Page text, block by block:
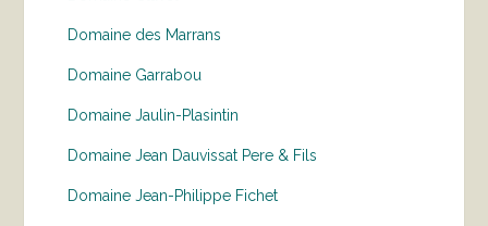
Domaine des Marrans
Domaine Garrabou
Domaine Jaulin-Plasintin
Domaine Jean Dauvissat Pere & Fils
Domaine Jean-Philippe Fichet